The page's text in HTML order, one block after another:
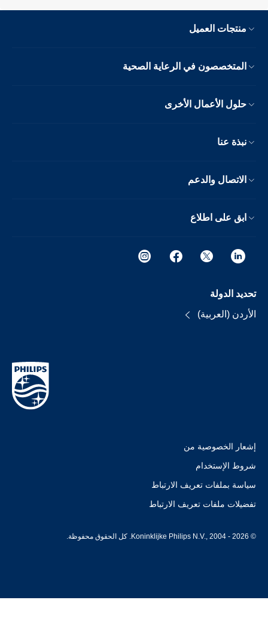
منتجات العميل
المتخصصون في الرعاية الصحية
حلول الأعمال الأخرى
نبذة عنا
الاتصال والدعم
ابق على اطلاع
تحديد الدولة
الأردن (العربية)
إشعار الخصوصية من
شروط الإستخدام
سياسة بملفات تعريف الارتباط
تفضيلات ملفات تعريف الارتباط
© Koninklijke Philips N.V., 2004 - 2026. كل الحقوق محفوظة.